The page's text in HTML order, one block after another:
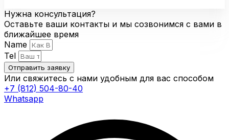
Нужна консультация?
Оставьте ваши контакты и мы созвонимся с вами в
ближайшее время
Name
Tel
Отправить заявку
Или свяжитесь с нами удобным для вас способом
+7 (812) 504-80-40
Whatsapp